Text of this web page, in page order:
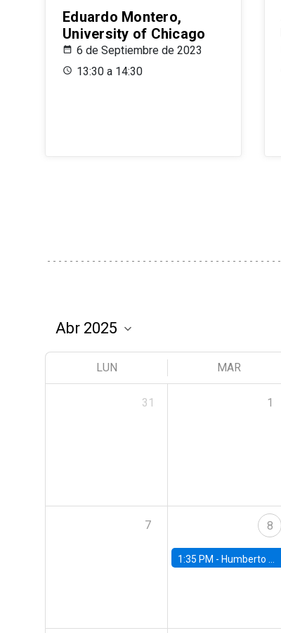
Eduardo Montero,
University of Chicago
6 de Septiembre de 2023
13:30 a 14:30
LUN MAR
31 1
7 8
1:35 PM - Humberto Martínez, Universidad de Chile